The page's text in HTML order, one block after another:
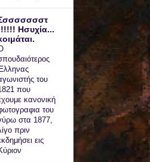
Ησυχία...
του
που
κανονική
του
στα 1877,
πριν
εις